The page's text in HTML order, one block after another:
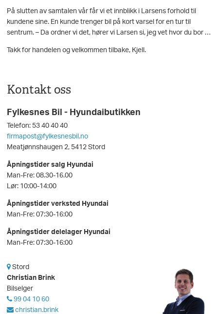
På slutten av samtalen vår får vi et innblikk i Larsens forhold til
kundene sine. En kunde trenger bil på kort varsel for en tur til
sentrum. – Da ordner vi det, hører vi Larsen si, jeg vet hvor du bor …
Takk for handelen og velkommen tilbake, Kjell.
Kontakt oss
Fylkesnes Bil - Hyundaibutikken
Telefon: 53 40 40 40
firmapost@fylkesnesbil.no
Meatjønnshaugen 2, 5412 Stord
Åpningstider salg Hyundai
Man-Fre: 08.30-16.00
Lør: 10:00-14:00
Åpningstider verksted Hyundai
Man-Fre: 07:30-16:00
Åpningstider delelager Hyundai
Man-Fre: 07:30-16:00
Stord
Christian Brink
Bilselger
99 04 10 60
christian.brink